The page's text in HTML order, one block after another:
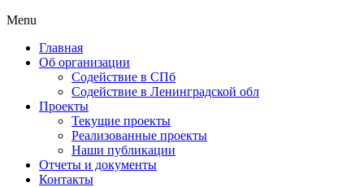
Menu
Главная
Об организации
Содействие в СПб
Содействие в Ленинградской обл
Проекты
Текущие проекты
Реализованные проекты
Наши публикации
Отчеты и документы
Контакты